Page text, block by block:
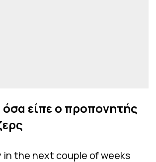
όσα είπε ο προπονητής
the next couple of weeks